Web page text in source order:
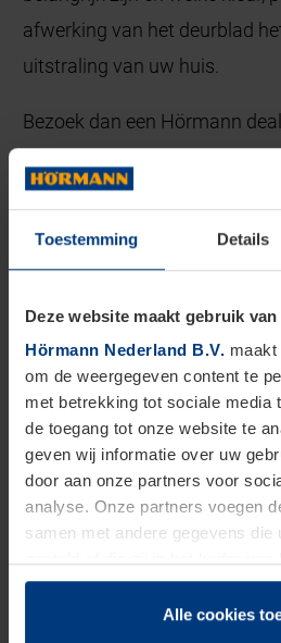
Toestemming Details
Deze website maakt gebruik
Hörmann Nederland B.V.
om de weergegeven content te
met betrekking tot sociale media
de toegang tot onze website te
geven wij informatie over uw
door aan onze partners voor
analyse. Onze partners voegen
samen met andere gegevens die
dienstverlening hebben
Juridisch zijn wij gerechtigd om
Alle cookies
afwerking van het deurblad
uitstraling van uw huis.
Bezoek dan een Hörmann
comfort én budget het beste